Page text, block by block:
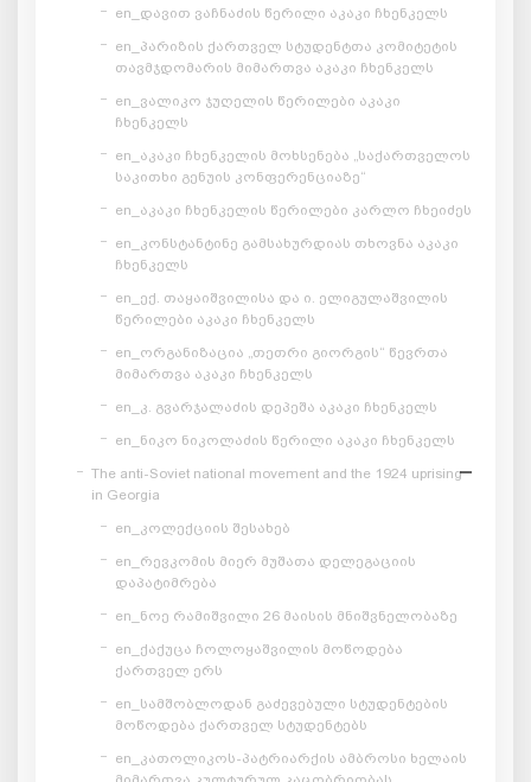
en_დავით ვაჩნაძის წერილი აკაკი ჩხენკელს
en_პარიზის ქართველ სტუდენტთა კომიტეტის
თავმჯდომარის მიმართვა აკაკი ჩხენკელს
en_ვალიკო ჯუღელის წერილები აკაკი
ჩხენკელს
en_აკაკი ჩხენკელის მოხსენება „საქართველოს
საკითხი გენუის კონფერენციაზე“
en_აკაკი ჩხენკელის წერილები კარლო ჩხეიძეს
en_კონსტანტინე გამსახურდიას თხოვნა აკაკი
ჩხენკელს
en_ექ. თაყაიშვილისა და ი. ელიგულაშვილის
წერილები აკაკი ჩხენკელს
en_ორგანიზაცია „თეთრი გიორგის“ წევრთა
მიმართვა აკაკი ჩხენკელს
en_კ. გვარჯალაძის დეპეშა აკაკი ჩხენკელს
en_ნიკო ნიკოლაძის წერილი აკაკი ჩხენკელს
The anti-Soviet national movement and the 1924 uprising
in Georgia
en_კოლექციის შესახებ
en_რევკომის მიერ მუშათა დელეგაციის
დაპატიმრება
en_ნოე რამიშვილი 26 მაისის მნიშვნელობაზე
en_ქაქუცა ჩოლოყაშვილის მოწოდება
ქართველ ერს
en_სამშობლოდან გაძევებული სტუდენტების
მოწოდება ქართველ სტუდენტებს
en_კათოლიკოს-პატრიარქის ამბროსი ხელაის